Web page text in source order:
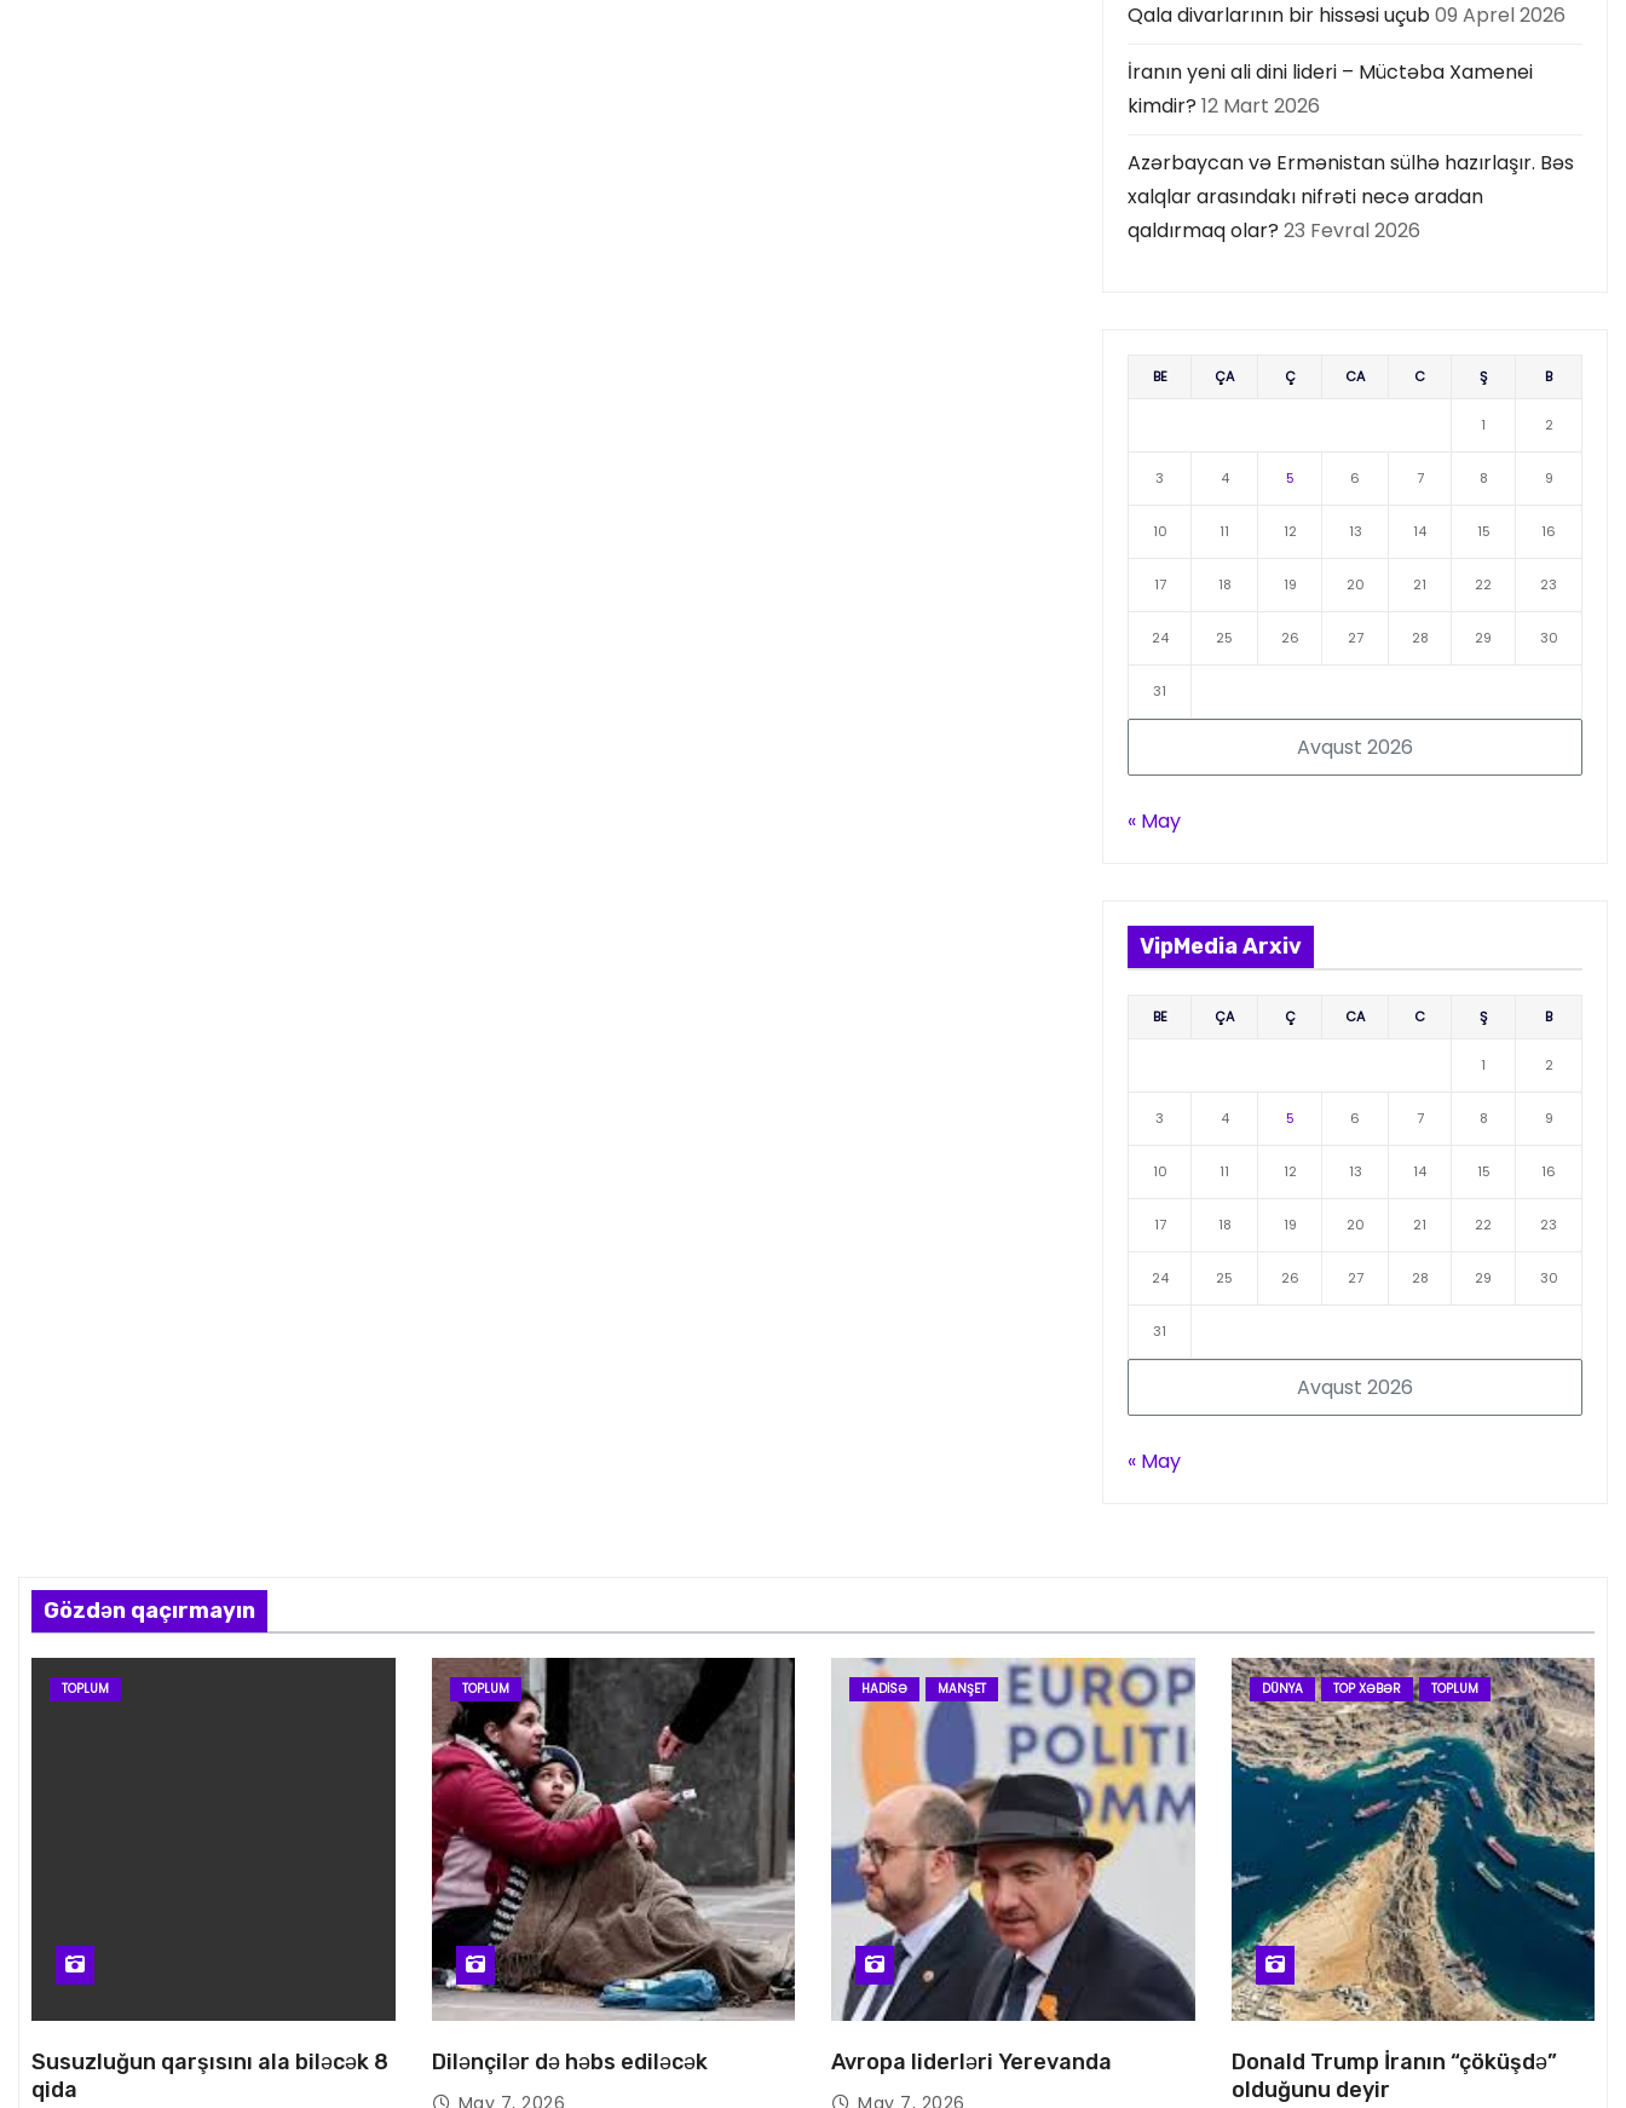
Qala divarlarının bir hissəsi uçub09 Aprel 2026
İranın yeni ali dini lideri – Müctəba Xamenei
kimdir? 12 Mart 2026
Azərbaycan və Ermənistan sülhə hazırlaşır. Bəs
xalqlar arasındakı nifrəti necə aradan
qaldırmaq olar? 23 Fevral 2026
Avqust 2026
BE ÇA Ç CA C Ş B
1 2
3 4 5 6 7 8 9
10 11 12 13 14 15 16
17 18 19 20 21 22 23
24 25 26 27 28 29 30
31
« May
VipMedia Arxiv
Avqust 2026
BE ÇA Ç CA C Ş B
1 2
3 4 5 6 7 8 9
10 11 12 13 14 15 16
17 18 19 20 21 22 23
24 25 26 27 28 29 30
31
« May
Gözdən qaçırmayın
TOPLUM
Susuzluğun qarşısını ala biləcək 8
qida
TOPLUM
Dilənçilər də həbs ediləcək
May 7, 2026
HADISƏ MANŞET
Avropa liderləri Yerevanda
May 7, 2026
DÜNYA TOP XƏBƏR TOPLUM
Donald Trump İranın “çöküşdə”
olduğunu deyir